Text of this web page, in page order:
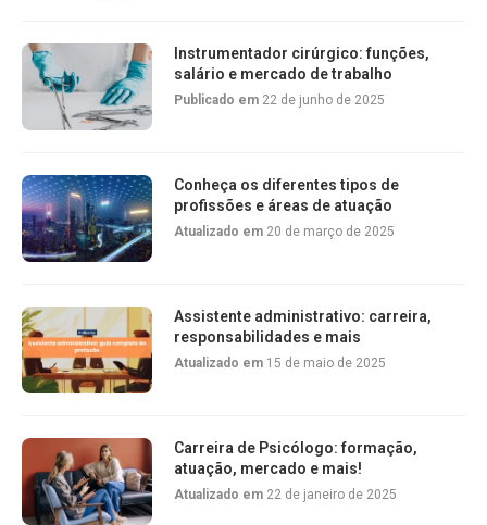
Instrumentador cirúrgico: funções,
salário e mercado de trabalho
Publicado em 22 de junho de 2025
Conheça os diferentes tipos de
profissões e áreas de atuação
Atualizado em 20 de março de 2025
Assistente administrativo: carreira,
responsabilidades e mais
Atualizado em 15 de maio de 2025
Carreira de Psicólogo: formação,
atuação, mercado e mais!
Atualizado em 22 de janeiro de 2025